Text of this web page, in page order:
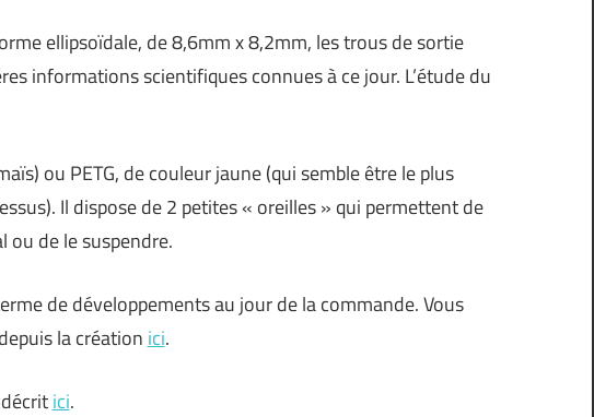
ellipsoïdale, de 8,6mm x 8,2mm, les trous de sortie
informations scientifiques connues à ce jour. L’étude du
ou PETG, de couleur jaune (qui semble être le plus
Il dispose de 2 petites « oreilles » qui permettent de
ou de le suspendre.
de développements au jour de la commande. Vous
la création ici.
ici.